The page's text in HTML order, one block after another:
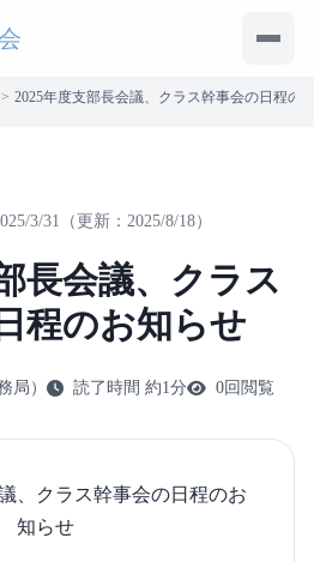
2025年度支部長会議、クラス幹事会の日程の
3/31 （更新：2025/8/18）
長会議、クラス
程のお知らせ
局） 読了時間 約1分 0回閲覧
、クラス幹事会の日程のお
知らせ